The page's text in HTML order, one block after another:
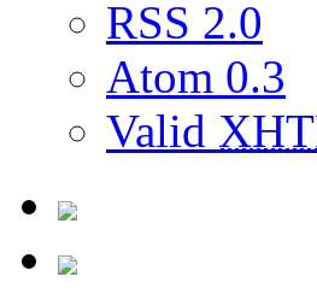
RSS 2.0
Atom 0.3
Valid